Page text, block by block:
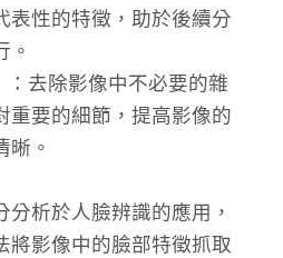
表性的特徵，助於後續分
。
去除影像中不必要的雜
重要的細節，提高影像的
晰。
析於人臉辨識的應用，
將影像中的臉部特徵抓取